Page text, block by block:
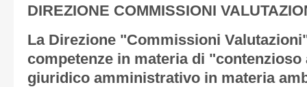
DIREZIONE COMMISSIONI
La Direzione "Commissioni
competenze in materia di
giuridico amministrativo in materia